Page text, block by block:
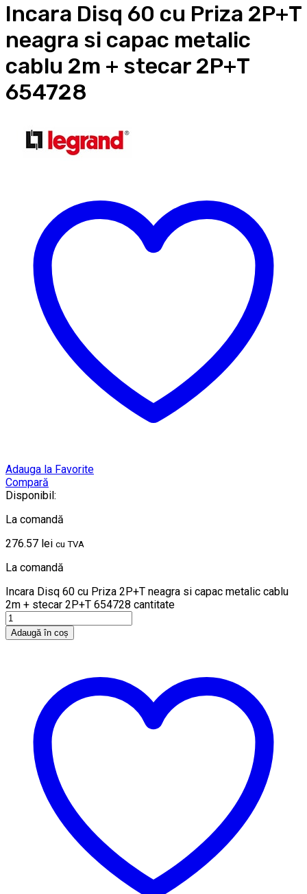
Incara Disq 60 cu Priza 2P+T
neagra si capac metalic
cablu 2m + stecar 2P+T
654728
Adauga la Favorite
Compară
Disponibil:
La comandă
276.57 lei cu TVA
La comandă
Incara Disq 60 cu Priza 2P+T neagra si capac metalic cablu
2m + stecar 2P+T 654728 cantitate
Adaugă în coș